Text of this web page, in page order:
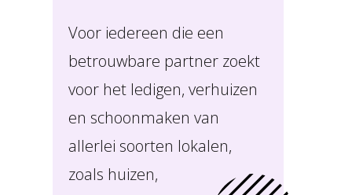
Voor iedereen die een
betrouwbare partner zoekt
voor het ledigen, verhuizen
en schoonmaken van
allerlei soorten lokalen,
zoals huizen,